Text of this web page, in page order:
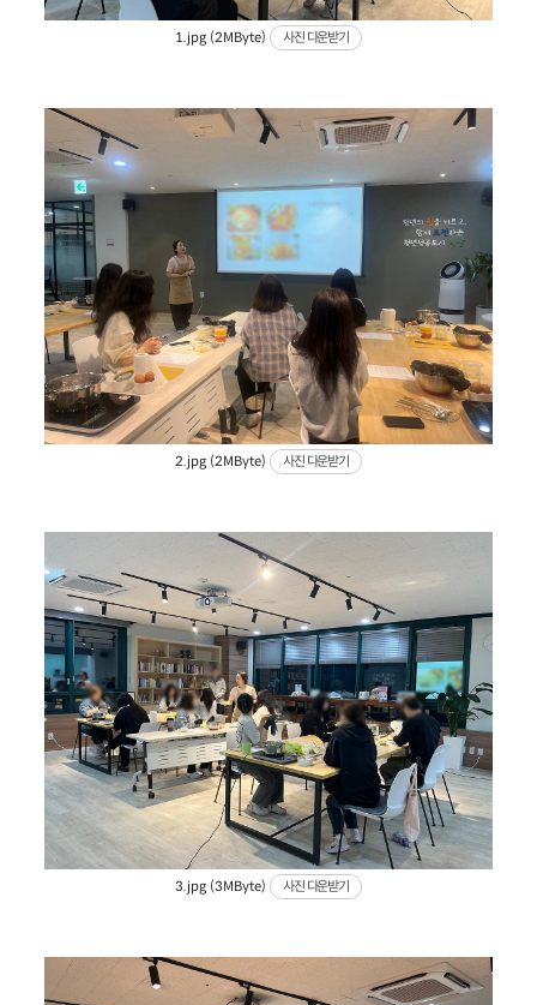
1.jpg (2MByte) 사진 다운받기
2.jpg (2MByte) 사진 다운받기
3.jpg (3MByte) 사진 다운받기